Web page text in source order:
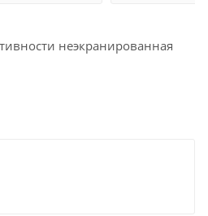
неэкранированная